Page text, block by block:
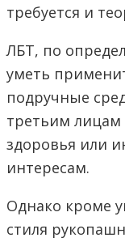
требуется и
ЛБТ, по
уметь
подручные
третьим лицам
здоровья или
интересам.
Однако кроме
стиля